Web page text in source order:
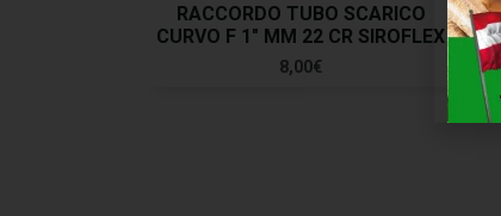
RACCORDO TUBO SCARICO
CURVO F 1″ MM 22 CR SIROFLEX
8,00€